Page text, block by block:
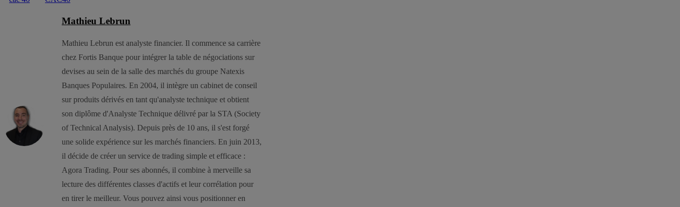
Mathieu Lebrun
Mathieu Lebrun est analyste financier. Il commence sa carrière
chez Fortis Banque pour intégrer la table de négociations sur
devises au sein de la salle des marchés du groupe Natexis
Banques Populaires. En 2004, il intègre un cabinet de conseil
sur produits dérivés en tant qu'analyste technique et obtient
son diplôme d'Analyste Technique délivré par la STA (Society
of Technical Analysis). Depuis près de 10 ans, il s'est forgé
une solide expérience sur les marchés financiers. En juin 2013,
il décide de créer un service de trading simple et efficace :
Agora Trading. Pour ses abonnés, il combine à merveille sa
lecture des différentes classes d'actifs et leur corrélation pour
en tirer le meilleur. Vous pouvez ainsi vous positionner en